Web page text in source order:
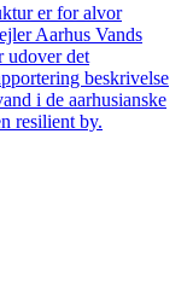
er for alvor
Aarhus Vands
udover det
beskrivelse
i de aarhusianske
resilient by.